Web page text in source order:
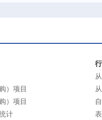
）项目
）项目
计